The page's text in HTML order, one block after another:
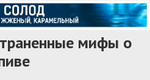
мифы о